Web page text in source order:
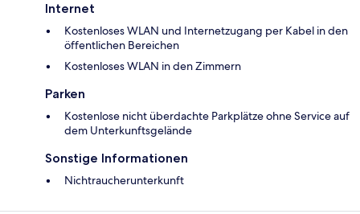
Internet
Kostenloses WLAN und Internetzugang per Kabel in den
öffentlichen Bereichen
Kostenloses WLAN in den Zimmern
Parken
Kostenlose nicht überdachte Parkplätze ohne Service auf
dem Unterkunftsgelände
Sonstige Informationen
Nichtraucherunterkunft